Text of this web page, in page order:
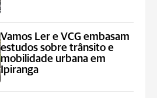
Vamos Ler e VCG embasam
estudos sobre trânsito e
mobilidade urbana em
Ipiranga